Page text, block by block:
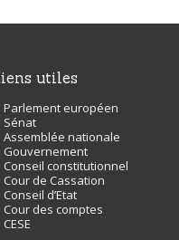
liens utiles
Parlement européen
Sénat
Assemblée nationale
Gouvernement
Conseil constitutionnel
Cour de Cassation
Conseil d’Etat
Cour des comptes
CESE